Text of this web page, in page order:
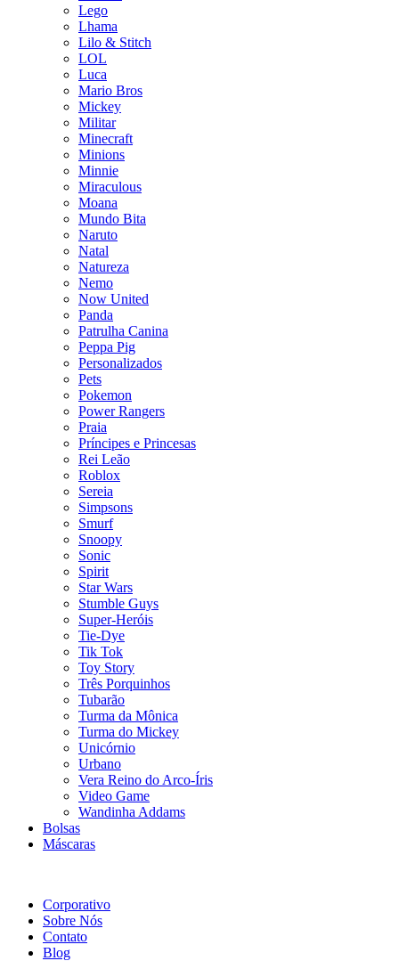
Lego
Lhama
Lilo & Stitch
LOL
Luca
Mario Bros
Mickey
Militar
Minecraft
Minions
Minnie
Miraculous
Moana
Mundo Bita
Naruto
Natal
Natureza
Nemo
Now United
Panda
Patrulha Canina
Peppa Pig
Personalizados
Pets
Pokemon
Power Rangers
Praia
Príncipes e Princesas
Rei Leão
Roblox
Sereia
Simpsons
Smurf
Snoopy
Sonic
Spirit
Star Wars
Stumble Guys
Super-Heróis
Tie-Dye
Tik Tok
Toy Story
Três Porquinhos
Tubarão
Turma da Mônica
Turma do Mickey
Unicórnio
Urbano
Vera Reino do Arco-Íris
Video Game
Wandinha Addams
Bolsas
Máscaras
Corporativo
Sobre Nós
Contato
Blog